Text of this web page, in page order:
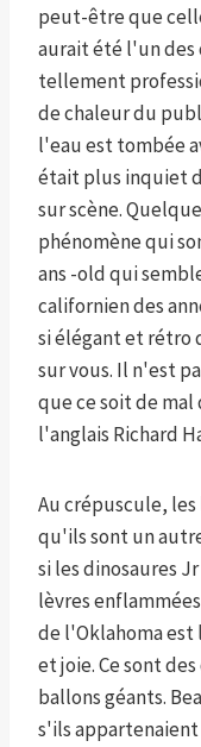
peut-être que
aurait été l'un des
tellement
de chaleur du
l'eau est tombée
était plus inquiet
sur scène.
phénomène qui
ans -old qui
californien des
si élégant et rétro
sur vous. Il n'est
que ce soit de mal
l'anglais Richard
Au crépuscule,
qu'ils sont un
si les dinosaures
lèvres
de l'Oklahoma est
et joie. Ce sont
ballons géants.
s'ils